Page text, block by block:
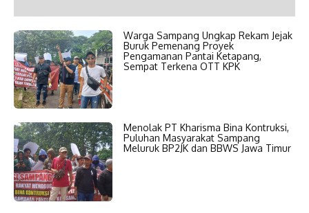
Warga Sampang Ungkap Rekam Jejak
Buruk Pemenang Proyek
Pengamanan Pantai Ketapang,
Sempat Terkena OTT KPK
Menolak PT Kharisma Bina Kontruksi,
Puluhan Masyarakat Sampang
Meluruk BP2JK dan BBWS Jawa Timur